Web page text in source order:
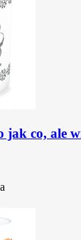
jak co, ale